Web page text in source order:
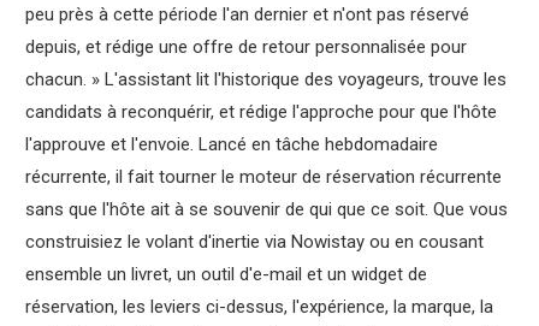
peu près à cette période l'an dernier et n'ont pas réservé
depuis, et rédige une offre de retour personnalisée pour
chacun. » L'assistant lit l'historique des voyageurs, trouve les
candidats à reconquérir, et rédige l'approche pour que l'hôte
l'approuve et l'envoie. Lancé en tâche hebdomadaire
récurrente, il fait tourner le moteur de réservation récurrente
sans que l'hôte ait à se souvenir de qui que ce soit. Que vous
construisiez le volant d'inertie via Nowistay ou en cousant
ensemble un livret, un outil d'e-mail et un widget de
réservation, les leviers ci-dessus, l'expérience, la marque, la